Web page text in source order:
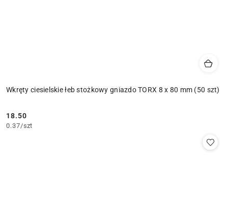
Wkręty ciesielskie łeb stożkowy gniazdo TORX 8 x 80 mm (50 szt)
Cena:
18.50
0.37/szt